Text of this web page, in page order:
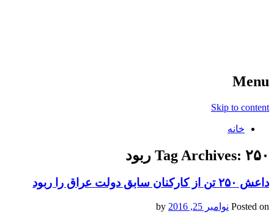
Menu
Skip to content
خانه
Tag Archives: ۲۵۰ ربود
داعش ۲۵۰ تن از کارکنان سابق دولت عراق را ربود
Posted on نوامبر 25, 2016